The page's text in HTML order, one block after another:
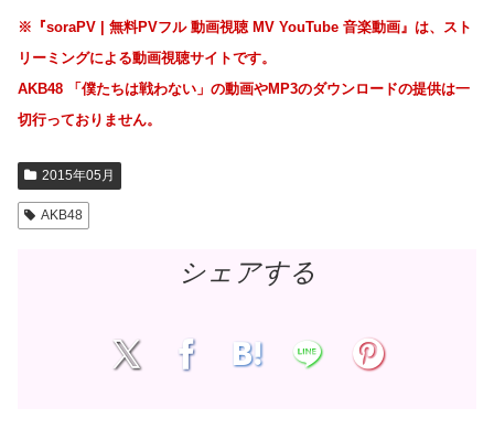
※『soraPV | 無料PVフル 動画視聴 MV YouTube 音楽動画』は、スト
リーミングによる動画視聴サイトです。
AKB48 「僕たちは戦わない」の動画やMP3のダウンロードの提供は一
切行っておりません。
2015年05月
AKB48
シェアする